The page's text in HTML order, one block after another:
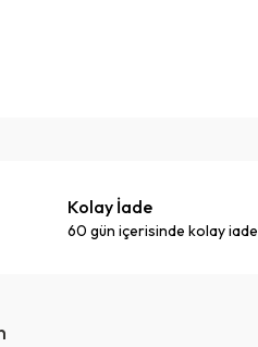
Kolay İade
60 gün içerisinde kolay iade